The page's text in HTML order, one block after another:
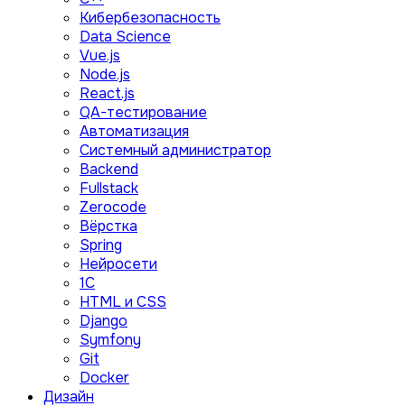
Кибербезопасность
Data Science
Vue.js
Node.js
React.js
QA-тестирование
Автоматизация
Системный администратор
Backend
Fullstack
Zerocode
Вёрстка
Spring
Нейросети
1C
HTML и CSS
Django
Symfony
Git
Docker
Дизайн